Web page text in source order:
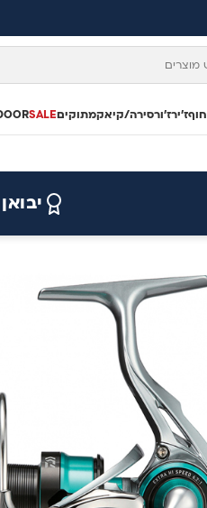
חוףז'ירז'ורסירה/קיאקמתוקיםSALE